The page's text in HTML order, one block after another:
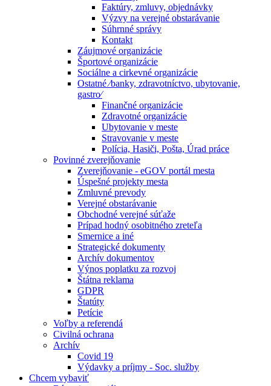
Faktúry, zmluvy, objednávky
Výzvy na verejné obstarávanie
Súhrnné správy
Kontakt
Záujmové organizácie
Športové organizácie
Sociálne a cirkevné organizácie
Ostatné ⁄banky, zdravotníctvo, ubytovanie,
gastro⁄
Finančné organizácie
Zdravotné organizácie
Ubytovanie v meste
Stravovanie v meste
Polícia, Hasiči, Pošta, Úrad práce
Povinné zverejňovanie
Zverejňovanie - eGOV portál mesta
Úspešné projekty mesta
Zmluvné prevody
Verejné obstarávanie
Obchodné verejné súťaže
Prípad hodný osobitného zreteľa
Smernice a iné
Strategické dokumenty
Archív dokumentov
Výnos poplatku za rozvoj
Štátna reklama
GDPR
Štatúty
Petície
Voľby a referendá
Civilná ochrana
Archív
Covid 19
Výdavky a príjmy - Soc. služby
Chcem vybaviť